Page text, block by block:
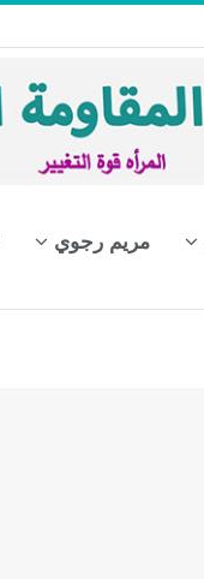
مريم رجوي